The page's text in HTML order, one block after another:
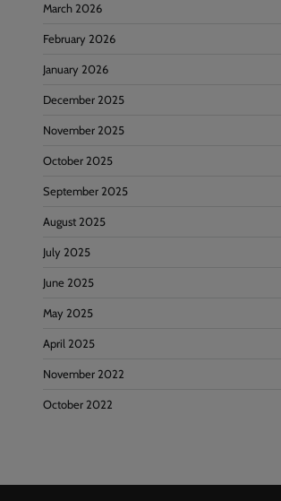
March 2026
February 2026
January 2026
December 2025
November 2025
October 2025
September 2025
August 2025
July 2025
June 2025
May 2025
April 2025
November 2022
October 2022